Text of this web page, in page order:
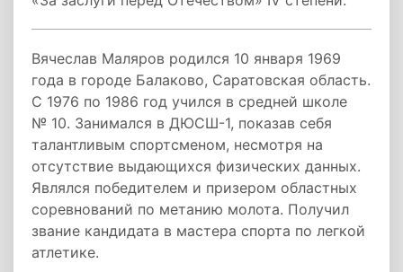
Вячеслав Маляров родился 10 января 1969
года в городе Балаково, Саратовская область.
С 1976 по 1986 год учился в средней школе
№ 10. Занимался в ДЮСШ-1, показав себя
талантливым спортсменом, несмотря на
отсутствие выдающихся физических данных.
Являлся победителем и призером областных
соревнований по метанию молота. Получил
звание кандидата в мастера спорта по легкой
атлетике.